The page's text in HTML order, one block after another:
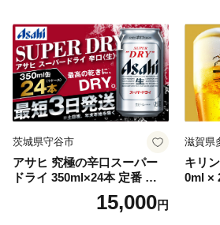
セット 詰め合わせ カクテル
ソーダ割り アルコール ロッ
ク ソーダ ジントニック 】
茨城県守谷市
アサヒ 究極の辛口スーパー
ドライ 350ml×24本 定番 ビー
ル 缶ビール 酒 お酒 アルコー
15,000円
滋賀県
キリ
0ml ×
キリ
ル